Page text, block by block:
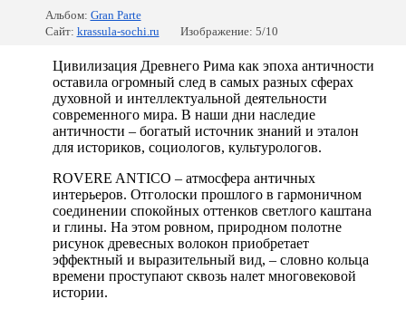
Альбом: Gran Parte
Сайт: krassula-sochi.ru Изображение: 5/10
Цивилизация Древнего Рима как эпоха античности
оставила огромный след в самых разных сферах
духовной и интеллектуальной деятельности
современного мира. В наши дни наследие
античности – богатый источник знаний и эталон
для историков, социологов, культурологов.
ROVERE ANTICO – атмосфера античных
интерьеров. Отголоски прошлого в гармоничном
соединении спокойных оттенков светлого каштана
и глины. На этом ровном, природном полотне
рисунок древесных волокон приобретает
эффектный и выразительный вид, – словно кольца
времени проступают сквозь налет многовековой
истории.